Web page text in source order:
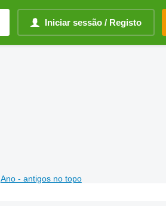
Iniciar sessão / Registo
Ano - antigos no topo